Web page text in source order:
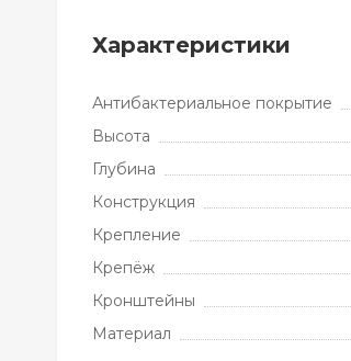
Характеристики
Антибактериальное покрытие
Высота
Глубина
Конструкция
Крепление
Крепёж
Кронштейны
Материал